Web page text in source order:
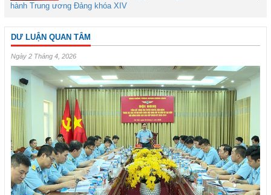
hành Trung ương Đảng khóa XIV
DƯ LUẬN QUAN TÂM
Ngày 2 Tháng 4, 2026